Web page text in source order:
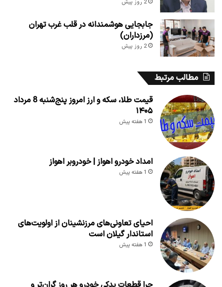
2 روز پیش
جابجایی هوشمندانه در قلب غرب تهران
(مرزداران)
2 روز پیش
مطالب مرتبط
قیمت طلا، سکه و ارز امروز پنج‌شنبه 8 مرداد
۱۴۰۵
1 هفته پیش
امداد خودرو اهواز | خودروبر اهواز
1 هفته پیش
احیای تعاونی‌های مرزنشینان از اولویت‌های
استاندار گیلان است
1 هفته پیش